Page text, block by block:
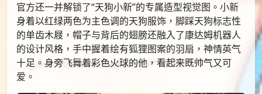
官方还一并解锁了“天狗小新”的专属造型视觉图。小新
身着以红绿两色为主色调的天狗服饰，脚踩天狗标志性
的单齿木屐，帽子与背后的翅膀还融入了康达姆机器人
的设计风格，手中握着绘有狐狸图案的羽扇，神情英气
十足。身旁飞舞着彩色火球的他，看起来既帅气又可
爱。